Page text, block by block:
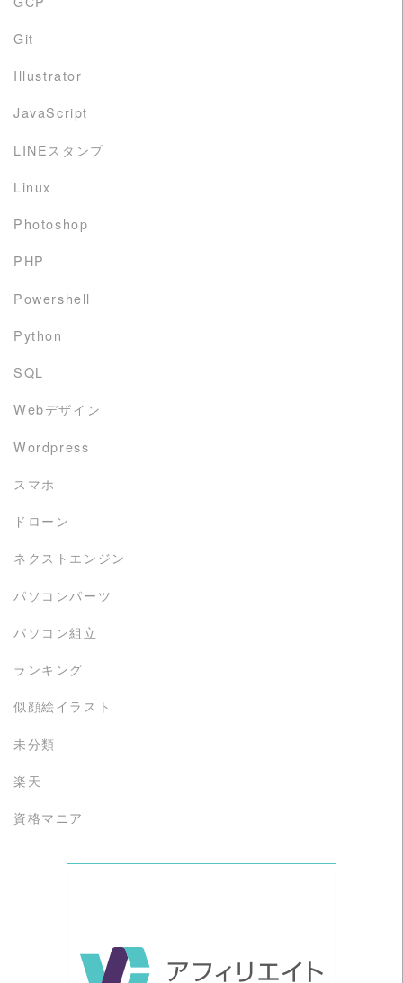
Git
Illustrator
JavaScript
LINEスタンプ
Linux
Photoshop
PHP
Powershell
Python
SQL
Webデザイン
Wordpress
スマホ
ドローン
ネクストエンジン
パソコンパーツ
パソコン組立
ランキング
似顔絵イラスト
未分類
楽天
資格マニア